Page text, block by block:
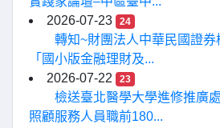
2026-07-23
24
轉知~財團法人中華民國證
「國小版金融理財及...
2026-07-22
23
檢送臺北醫學大學進修推廣
照顧服務人員職前180...